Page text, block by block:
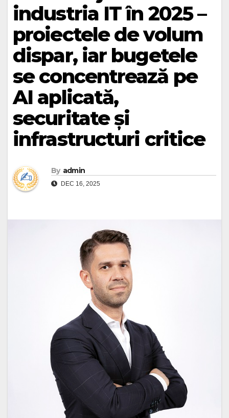
industria IT în 2025 –
proiectele de volum
dispar, iar bugetele
se concentrează pe
AI aplicată,
securitate și
infrastructuri critice
By admin
DEC 16, 2025